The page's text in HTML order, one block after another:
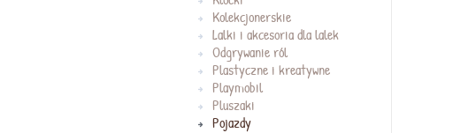
Kolekcjonerskie
Lalki i akcesoria dla lalek
Odgrywanie ról
Plastyczne i kreatywne
Playmobil
Pluszaki
Pojazdy